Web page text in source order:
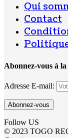
Qui
Contact
Abonnez-vous à
Adresse E-mail:
Follow US
© 2023 TOGO